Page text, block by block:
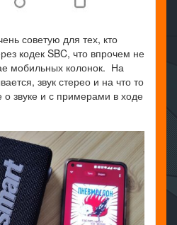
советую для тех, кто
кодек SBC, что впрочем не
мобильных колонок. На
звук стерео и на что то
звуке и с примерами в ходе